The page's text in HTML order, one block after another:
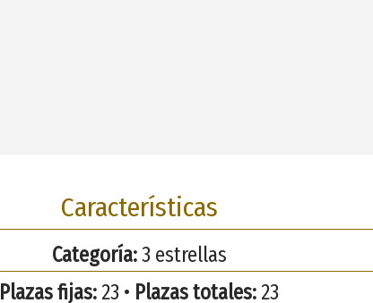
Características
Categoría:3 estrellas
Plazas fijas: 23 • Plazas totales: 23